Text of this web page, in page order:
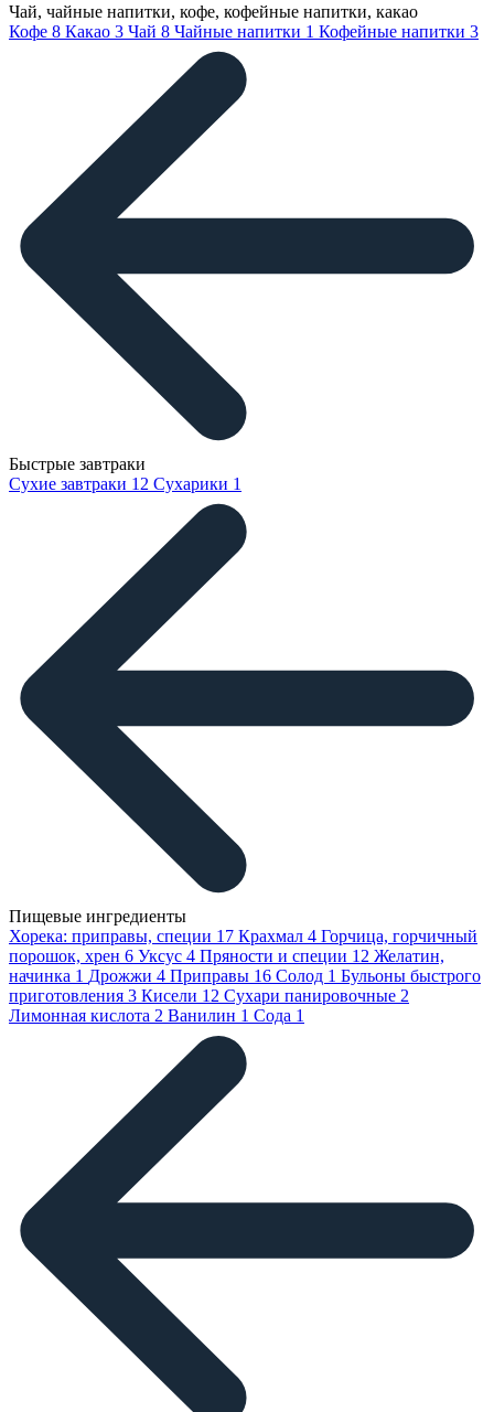
Чай, чайные напитки, кофе, кофейные напитки, какао
Кофе 8 Какао 3 Чай 8 Чайные напитки 1 Кофейные напитки 3
Быстрые завтраки
Сухие завтраки 12 Сухарики 1
Пищевые ингредиенты
Хорека: приправы, специи 17 Крахмал 4 Горчица, горчичный
порошок, хрен 6 Уксус 4 Пряности и специи 12 Желатин,
начинка 1 Дрожжи 4 Приправы 16 Солод 1 Бульоны быстрого
приготовления 3 Кисели 12 Сухари панировочные 2
Лимонная кислота 2 Ванилин 1 Сода 1